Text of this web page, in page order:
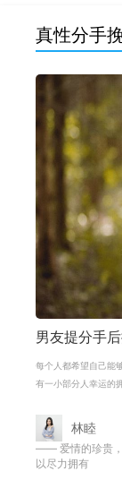
真性分手
男友提分手
每个人都希望自己能
有一小部分人幸运的
林睦
—— 爱情的珍贵，
以尽力拥有